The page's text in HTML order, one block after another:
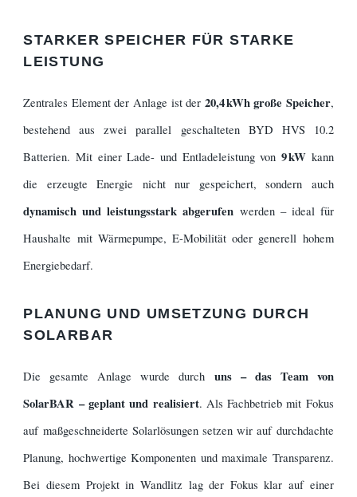
STARKER SPEICHER FÜR STARKE
LEISTUNG
Zentrales Element der Anlage ist der 20,4 kWh große Speicher,
bestehend aus zwei parallel geschalteten BYD HVS 10.2
Batterien. Mit einer Lade- und Entladeleistung von9 kW kann
die erzeugte Energie nicht nur gespeichert, sondern auch
dynamisch und leistungsstark abgerufen werden – ideal für
Haushalte mit Wärmepumpe, E-Mobilität oder generell hohem
Energiebedarf.
PLANUNG UND UMSETZUNG DURCH
SOLARBAR
Die gesamte Anlage wurde durch uns – das Team von
SolarBAR – geplant und realisiert. Als Fachbetrieb mit Fokus
auf maßgeschneiderte Solarlösungen setzen wir auf durchdachte
Planung, hochwertige Komponenten und maximale Transparenz.
Bei diesem Projekt in Wandlitz lag der Fokus klar auf einer